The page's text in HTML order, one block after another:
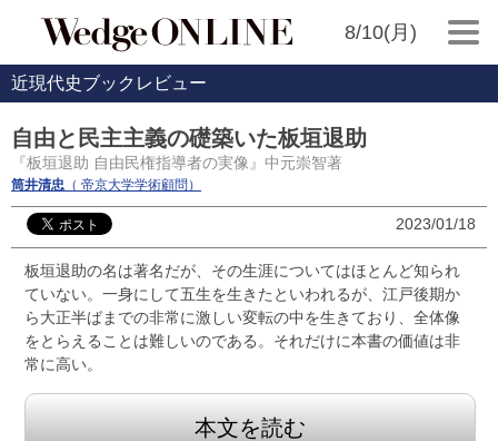
8/10(月)
近現代史ブックレビュー
自由と民主主義の礎築いた板垣退助
『板垣退助 自由民権指導者の実像』中元崇智著
筒井清忠 （ 帝京大学学術顧問）
2023/01/18
板垣退助の名は著名だが、その生涯についてはほとんど知られ
ていない。一身にして五生を生きたといわれるが、江戸後期か
ら大正半ばまでの非常に激しい変転の中を生きており、全体像
をとらえることは難しいのである。それだけに本書の価値は非
常に高い。
本文を読む